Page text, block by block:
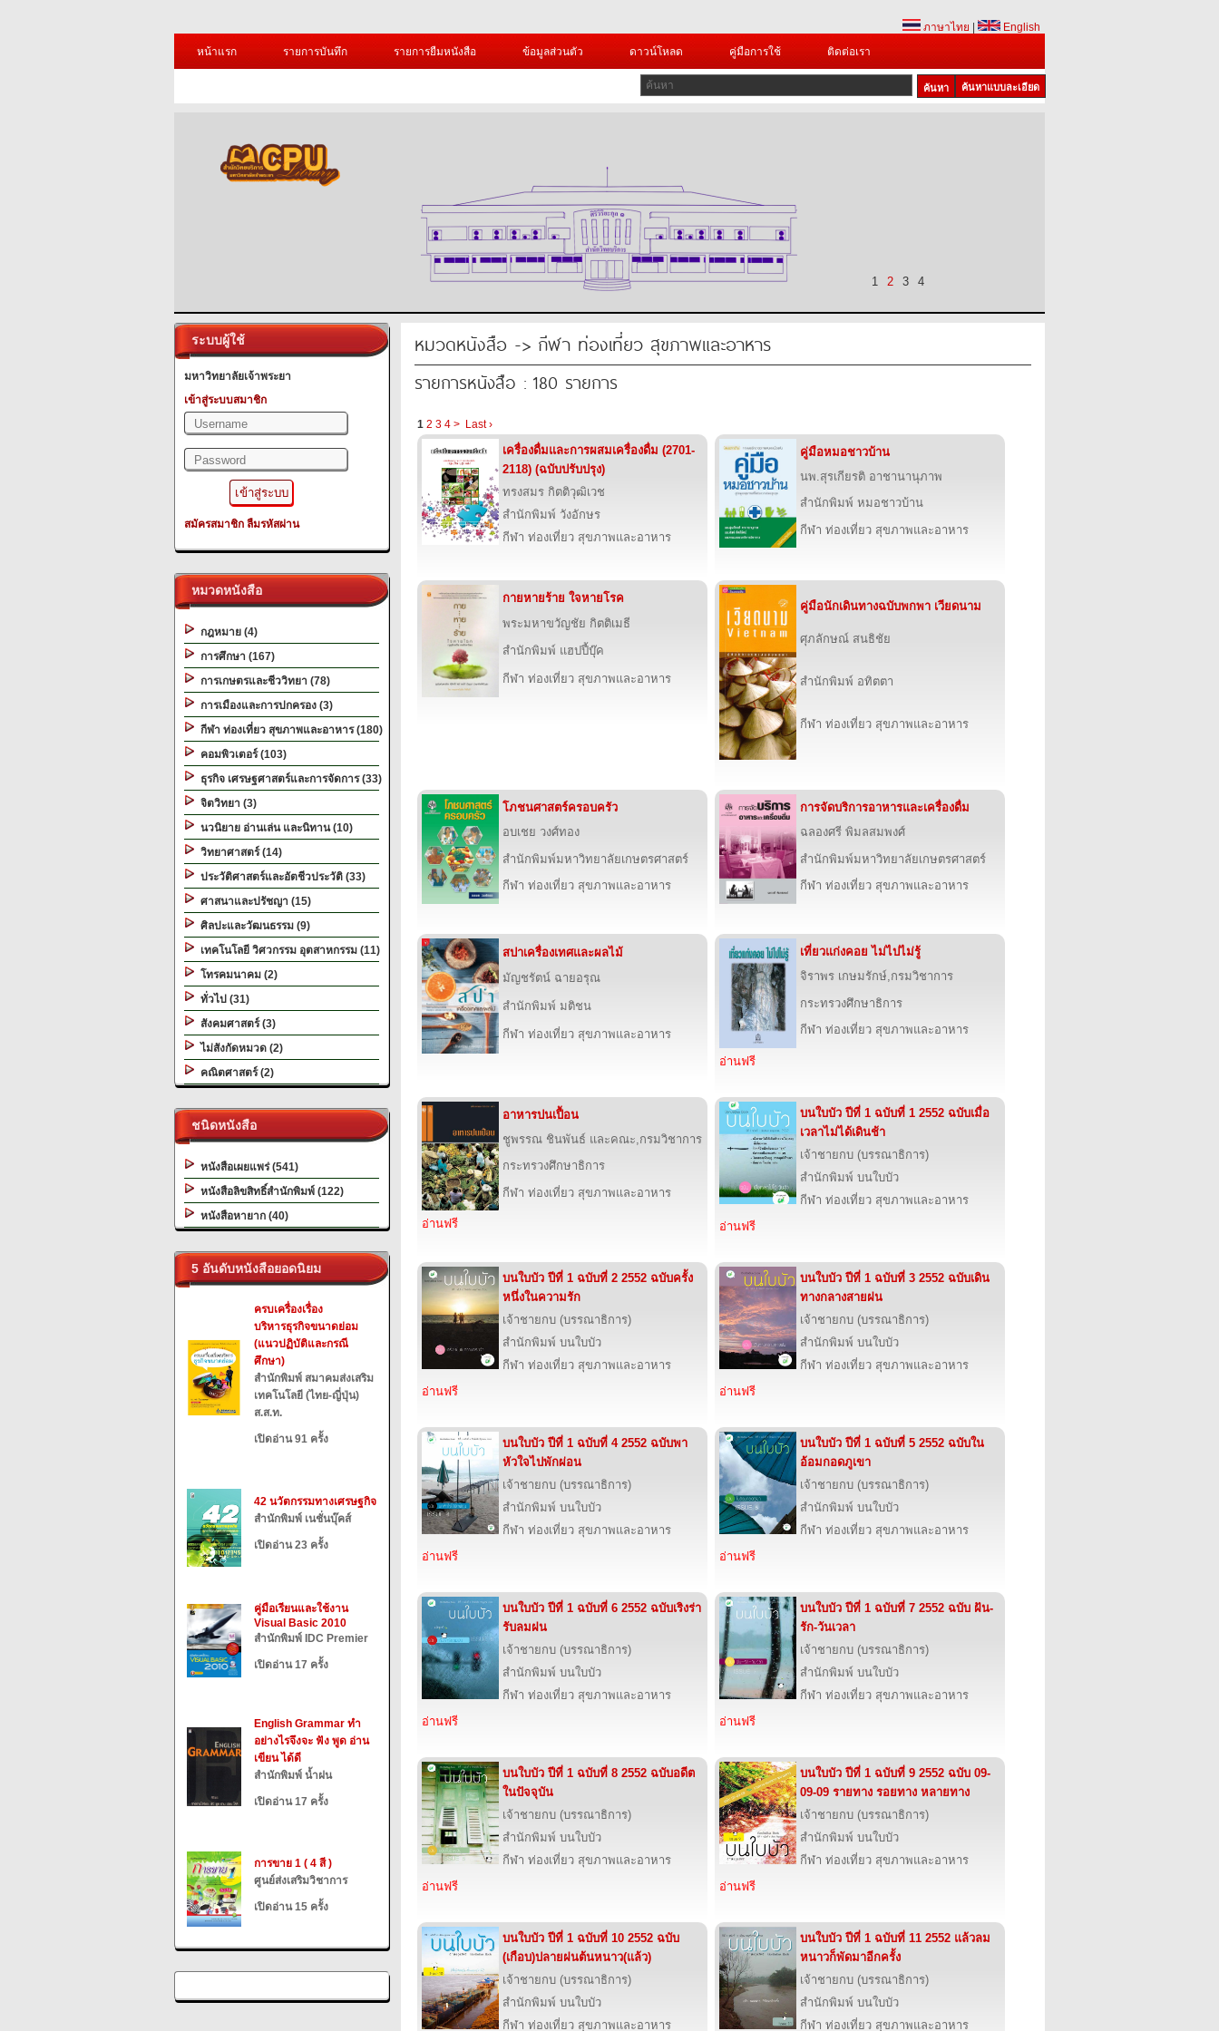
ภาษาไทย
English
หน้าแรก
รายการบันทึก รายการยืมหนังสือ ข้อมูลส่วนตัว ดาวน์โหลด คู่มือการใช้ ติดต่อเรา
ค้นหาแบบละเอียด
1 2 3 4
ระบบผู้ใช้
มหาวิทยาลัยเจ้าพระยา
เข้าสู่ระบบสมาชิก
สมัครสมาชิก ลืมรหัสผ่าน
หมวดหนังสือ
กฎหมาย (4)
การศึกษา (167)
การเกษตรและชีววิทยา (78)
การเมืองและการปกครอง (3)
กีฬา ท่องเที่ยว สุขภาพและอาหาร (180)
คอมพิวเตอร์ (103)
ธุรกิจ เศรษฐศาสตร์และการจัดการ (33)
จิตวิทยา (3)
นวนิยาย อ่านเล่น และนิทาน (10)
วิทยาศาสตร์ (14)
ประวัติศาสตร์และอัตชีวประวัติ (33)
ศาสนาและปรัชญา (15)
ศิลปะและวัฒนธรรม (9)
เทคโนโลยี วิศวกรรม อุตสาหกรรม (11)
โทรคมนาคม (2)
ทั่วไป (31)
สังคมศาสตร์ (3)
ไม่สังกัดหมวด (2)
คณิตศาสตร์ (2)
ชนิดหนังสือ
หนังสือเผยแพร่ (541)
หนังสือลิขสิทธิ์สำนักพิมพ์ (122)
หนังสือหายาก (40)
5 อันดับหนังสือยอดนิยม
ครบเครื่องเรื่อง
บริหารธุรกิจขนาดย่อม
(แนวปฏิบัติและกรณี
ศึกษา)
สำนักพิมพ์ สมาคมส่งเสริม
เทคโนโลยี (ไทย-ญี่ปุ่น)
ส.ส.ท.
เปิดอ่าน 91 ครั้ง
42 นวัตกรรมทางเศรษฐกิจ
สำนักพิมพ์ เนชั่นบุ๊คส์
เปิดอ่าน 23 ครั้ง
คู่มือเรียนและใช้งาน
Visual Basic 2010
สำนักพิมพ์ IDC Premier
เปิดอ่าน 17 ครั้ง
English Grammar ทำ
อย่างไรจึงจะ ฟัง พูด อ่าน
เขียน ได้ดี
สำนักพิมพ์ น้ำฝน
เปิดอ่าน 17 ครั้ง
การขาย 1 ( 4 สี )
ศูนย์ส่งเสริมวิชาการ
เปิดอ่าน 15 ครั้ง
หมวดหนังสือ -> กีฬา ท่องเที่ยว สุขภาพและอาหาร
รายการหนังสือ : 180 รายการ
1 2 3 4 > Last ›
เครื่องดื่มและการผสมเครื่องดื่ม (2701-
2118) (ฉบับปรับปรุง)
ทรงสมร กิตติวุฒิเวช
สำนักพิมพ์ วังอักษร
กีฬา ท่องเที่ยว สุขภาพและอาหาร
คู่มือหมอชาวบ้าน
นพ.สุรเกียรติ อาชานานุภาพ
สำนักพิมพ์ หมอชาวบ้าน
กีฬา ท่องเที่ยว สุขภาพและอาหาร
กายหายร้าย ใจหายโรค
พระมหาขวัญชัย กิตติเมธี
สำนักพิมพ์ แฮปปี้บุ๊ค
กีฬา ท่องเที่ยว สุขภาพและอาหาร
คู่มือนักเดินทางฉบับพกพา เวียดนาม
ศุภลักษณ์ สนธิชัย
สำนักพิมพ์ อทิตตา
กีฬา ท่องเที่ยว สุขภาพและอาหาร
โภชนศาสตร์ครอบครัว
อบเชย วงศ์ทอง
สำนักพิมพ์มหาวิทยาลัยเกษตรศาสตร์
กีฬา ท่องเที่ยว สุขภาพและอาหาร
การจัดบริการอาหารและเครื่องดื่ม
ฉลองศรี พิมลสมพงศ์
สำนักพิมพ์มหาวิทยาลัยเกษตรศาสตร์
กีฬา ท่องเที่ยว สุขภาพและอาหาร
สปาเครื่องเทศและผลไม้
มัญชรัตน์ ฉายอรุณ
สำนักพิมพ์ มติชน
กีฬา ท่องเที่ยว สุขภาพและอาหาร
เที่ยวแก่งคอย ไม่ไปไม่รู้
จิราพร เกษมรักษ์,กรมวิชาการ
กระทรวงศึกษาธิการ
กีฬา ท่องเที่ยว สุขภาพและอาหาร
อ่านฟรี
อาหารปนเปื้อน
ชูพรรณ ชินพันธ์ และคณะ,กรมวิชาการ
กระทรวงศึกษาธิการ
กีฬา ท่องเที่ยว สุขภาพและอาหาร
อ่านฟรี
บนใบบัว ปีที่ 1 ฉบับที่ 1 2552 ฉบับเมื่อ
เวลาไม่ได้เดินช้า
เจ้าชายกบ (บรรณาธิการ)
สำนักพิมพ์ บนใบบัว
กีฬา ท่องเที่ยว สุขภาพและอาหาร
อ่านฟรี
บนใบบัว ปีที่ 1 ฉบับที่ 2 2552 ฉบับครั้ง
หนึ่งในความรัก
เจ้าชายกบ (บรรณาธิการ)
สำนักพิมพ์ บนใบบัว
กีฬา ท่องเที่ยว สุขภาพและอาหาร
อ่านฟรี
บนใบบัว ปีที่ 1 ฉบับที่ 3 2552 ฉบับเดิน
ทางกลางสายฝน
เจ้าชายกบ (บรรณาธิการ)
สำนักพิมพ์ บนใบบัว
กีฬา ท่องเที่ยว สุขภาพและอาหาร
อ่านฟรี
บนใบบัว ปีที่ 1 ฉบับที่ 4 2552 ฉบับพา
หัวใจไปพักผ่อน
เจ้าชายกบ (บรรณาธิการ)
สำนักพิมพ์ บนใบบัว
กีฬา ท่องเที่ยว สุขภาพและอาหาร
อ่านฟรี
บนใบบัว ปีที่ 1 ฉบับที่ 5 2552 ฉบับใน
อ้อมกอดภูเขา
เจ้าชายกบ (บรรณาธิการ)
สำนักพิมพ์ บนใบบัว
กีฬา ท่องเที่ยว สุขภาพและอาหาร
อ่านฟรี
บนใบบัว ปีที่ 1 ฉบับที่ 6 2552 ฉบับเริงร่า
รับลมฝน
เจ้าชายกบ (บรรณาธิการ)
สำนักพิมพ์ บนใบบัว
กีฬา ท่องเที่ยว สุขภาพและอาหาร
อ่านฟรี
บนใบบัว ปีที่ 1 ฉบับที่ 7 2552 ฉบับ ฝัน-
รัก-วันเวลา
เจ้าชายกบ (บรรณาธิการ)
สำนักพิมพ์ บนใบบัว
กีฬา ท่องเที่ยว สุขภาพและอาหาร
อ่านฟรี
บนใบบัว ปีที่ 1 ฉบับที่ 8 2552 ฉบับอดีต
ในปัจจุบัน
เจ้าชายกบ (บรรณาธิการ)
สำนักพิมพ์ บนใบบัว
กีฬา ท่องเที่ยว สุขภาพและอาหาร
อ่านฟรี
บนใบบัว ปีที่ 1 ฉบับที่ 9 2552 ฉบับ 09-
09-09 รายทาง รอยทาง หลายทาง
เจ้าชายกบ (บรรณาธิการ)
สำนักพิมพ์ บนใบบัว
กีฬา ท่องเที่ยว สุขภาพและอาหาร
อ่านฟรี
บนใบบัว ปีที่ 1 ฉบับที่ 10 2552 ฉบับ
(เกือบ)ปลายฝนต้นหนาว(แล้ว)
เจ้าชายกบ (บรรณาธิการ)
สำนักพิมพ์ บนใบบัว
กีฬา ท่องเที่ยว สุขภาพและอาหาร
บนใบบัว ปีที่ 1 ฉบับที่ 11 2552 แล้วลม
หนาวก็พัดมาอีกครั้ง
เจ้าชายกบ (บรรณาธิการ)
สำนักพิมพ์ บนใบบัว
กีฬา ท่องเที่ยว สุขภาพและอาหาร